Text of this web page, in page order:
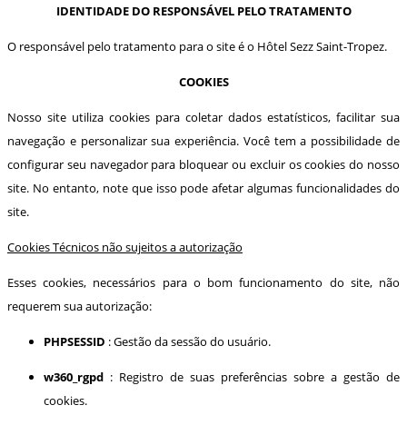
IDENTIDADE DO RESPONSÁVEL PELO TRATAMENTO
O responsável pelo tratamento para o site é o Hôtel Sezz Saint-Tropez.
COOKIES
Nosso site utiliza cookies para coletar dados estatísticos, facilitar sua
navegação e personalizar sua experiência. Você tem a possibilidade de
configurar seu navegador para bloquear ou excluir os cookies do nosso
site. No entanto, note que isso pode afetar algumas funcionalidades do
site.
Cookies Técnicos não sujeitos a autorização
Esses cookies, necessários para o bom funcionamento do site, não
requerem sua autorização:
PHPSESSID : Gestão da sessão do usuário.
w360_rgpd : Registro de suas preferências sobre a gestão de
cookies.